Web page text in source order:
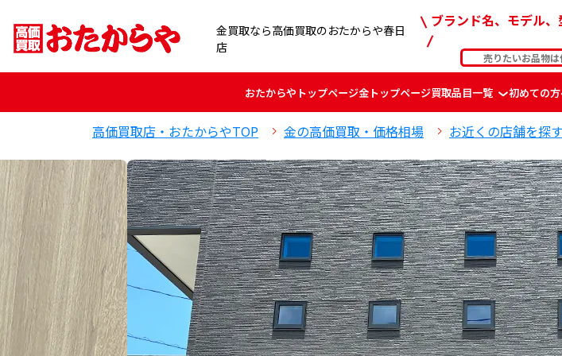
金買取なら高価買取のおたからや春日
店
ブランド名、モデル
おたからや トップページ金 トップページ買取品目一覧 初めての
高価買取店・おたからやTOP 金の高価買取・価格相場 お近くの店舗を探す